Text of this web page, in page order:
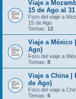
Viaje a
15 de Ago al
Foro del viaje a
15 de Ago
Temas: 12
Viaje a México
Ago)
Foro del viaje a
Temas: 8
Viaje a China |
de Ago)
Foro del viaje a
Temas: 6